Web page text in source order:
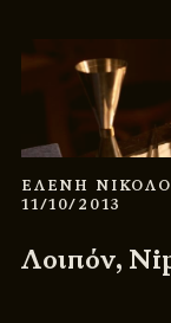
ΕΛΕΝΗ
11/10/2013
Λοιπόν,